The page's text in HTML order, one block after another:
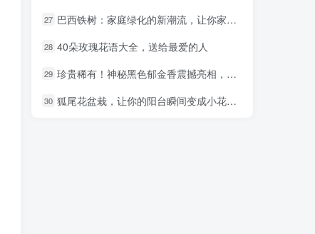
27 巴西铁树：家庭绿化的新潮流，让你家焕然一新
28 40朵玫瑰花语大全，送给最爱的人
29 珍贵稀有！神秘黑色郁金香震撼亮相，你见过吗？
30 狐尾花盆栽，让你的阳台瞬间变成小花园！
27 巴西铁树：家庭绿化的新潮流，让你家焕然一新
28 40朵玫瑰花语大全，送给最爱的人
29 珍贵稀有！神秘黑色郁金香震撼亮相，你见过吗？
30 狐尾花盆栽，让你的阳台瞬间变成小花园！